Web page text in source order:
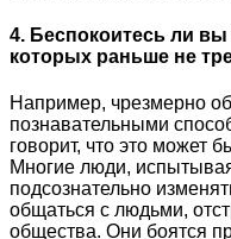
4. Беспокоитесь ли
которых раньше не
Например, чрезмерно
познавательными
говорит, что это может
Многие люди,
подсознательно
общаться с людьми,
общества. Они боятся